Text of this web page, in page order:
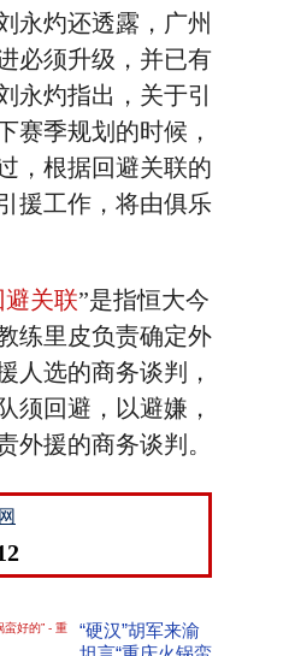
永灼还透露，广州
必须升级，并已有
永灼指出，关于引
赛季规划的时候，
，根据回避关联的
援工作，将由俱乐
避关联”是指恒大今
练里皮负责确定外
人选的商务谈判，
须回避，以避嫌，
外援的商务谈判。
“硬汉”胡军来渝